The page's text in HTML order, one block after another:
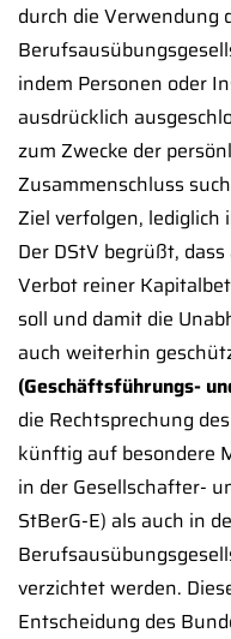
durch die Verwendung
indem Personen oder
ausdrücklich
zum Zwecke der
Zusammenschluss
Ziel verfolgen, lediglich
Der DStV begrüßt,
Verbot reiner
soll und damit die
auch weiterhin
(Geschäftsführungs-
die Rechtsprechung
künftig auf besondere
in der Gesellschafter-
StBerG-E) als auch in
verzichtet werden.
Entscheidung des